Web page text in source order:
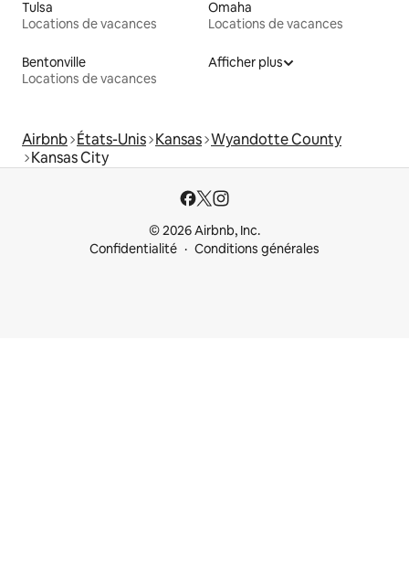
Tulsa
Locations de vacances
Omaha
Locations de vacances
Bentonville
Locations de vacances
Afficher plus
Airbnb États-Unis Kansas Wyandotte County
Kansas City
© 2026 Airbnb, Inc.
Confidentialité
Conditions générales